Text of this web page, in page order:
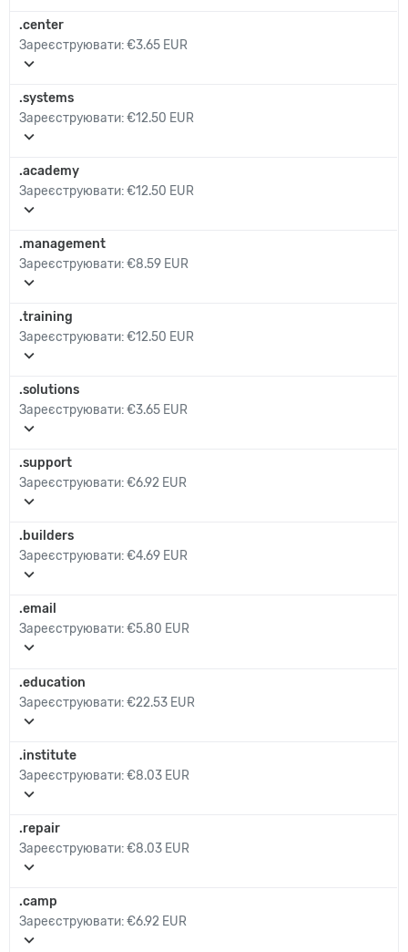
.center
Зареєструювати:€3.65 EUR
expand_more
.systems
Зареєструювати:€12.50 EUR
expand_more
.academy
Зареєструювати:€12.50 EUR
expand_more
.management
Зареєструювати:€8.59 EUR
expand_more
.training
Зареєструювати:€12.50 EUR
expand_more
.solutions
Зареєструювати:€3.65 EUR
expand_more
.support
Зареєструювати:€6.92 EUR
expand_more
.builders
Зареєструювати:€4.69 EUR
expand_more
.email
Зареєструювати:€5.80 EUR
expand_more
.education
Зареєструювати:€22.53 EUR
expand_more
.institute
Зареєструювати:€8.03 EUR
expand_more
.repair
Зареєструювати:€8.03 EUR
expand_more
.camp
Зареєструювати:€6.92 EUR
expand_more